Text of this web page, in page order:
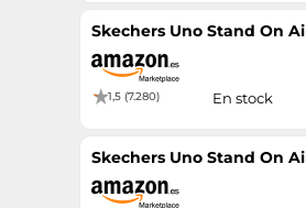
Skechers Uno Stand On
1,5 (7.280) En stock
Skechers Uno Stand On